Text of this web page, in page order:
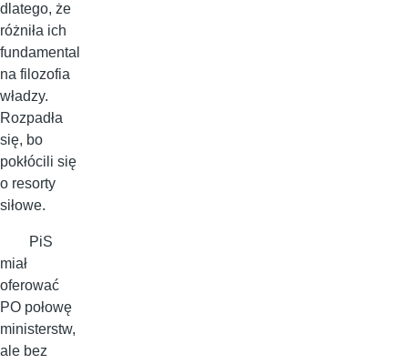
dlatego, że
różniła ich
fundamental
na filozofia
władzy.
Rozpadła
się, bo
pokłócili się
o resorty
siłowe.
PiS
miał
oferować
PO połowę
ministerstw,
ale bez